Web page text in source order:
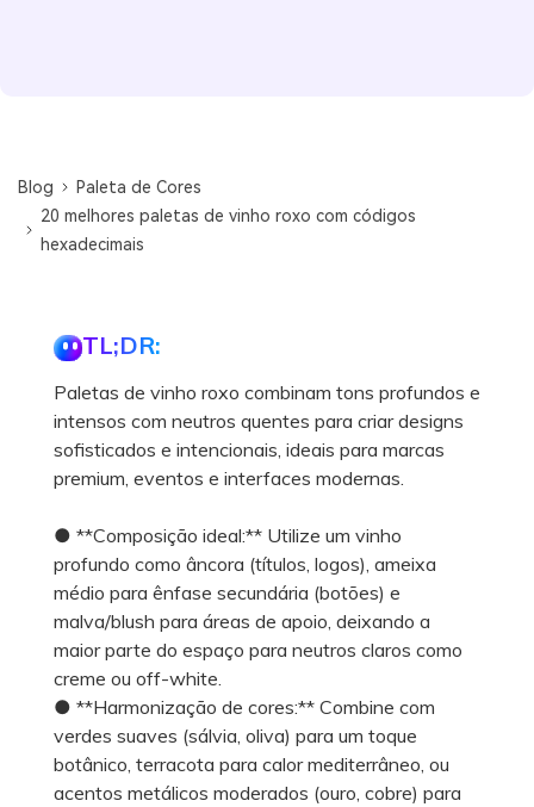
Blog
Paleta de Cores
20 melhores paletas de vinho roxo com códigos
hexadecimais
TL;DR:
Paletas de vinho roxo combinam tons profundos e
intensos com neutros quentes para criar designs
sofisticados e intencionais, ideais para marcas
premium, eventos e interfaces modernas.
● **Composição ideal:** Utilize um vinho
profundo como âncora (títulos, logos), ameixa
médio para ênfase secundária (botões) e
malva/blush para áreas de apoio, deixando a
maior parte do espaço para neutros claros como
creme ou off-white.
● **Harmonização de cores:** Combine com
verdes suaves (sálvia, oliva) para um toque
botânico, terracota para calor mediterrâneo, ou
acentos metálicos moderados (ouro, cobre) para